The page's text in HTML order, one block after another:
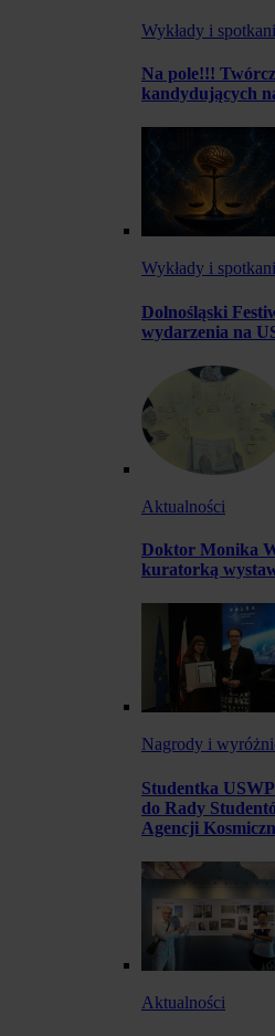
Wykłady i
Na pole!!!
kandydujących
Wykłady i
Dolnośląski
wydarzenia na
Aktualności
Doktor Monika
kuratorką
Nagrody i
Studentka
do Rady
Agencji
Aktualności